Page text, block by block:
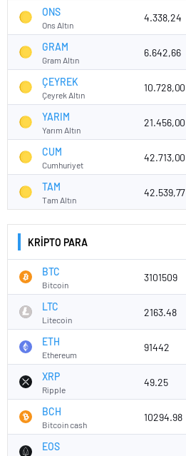
ONS
Ons Altın
4.338,24
GRAM
Gram Altın
6.642,66
ÇEYREK
Çeyrek Altın
10.728,00
YARIM
Yarım Altın
21.456,00
CUM
Cumhuriyet
42.713,00
TAM
Tam Altın
42.539,77
KRİPTO PARA
BTC
Bitcoin
3101509
LTC
Litecoin
2163.48
ETH
Ethereum
91442
XRP
Ripple
49.25
BCH
Bitcoin cash
10294.98
EOS